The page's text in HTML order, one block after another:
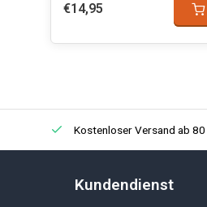
€14,95
Kostenloser Versand ab 80
Kundendienst